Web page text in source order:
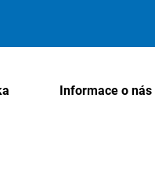
Informace o nás